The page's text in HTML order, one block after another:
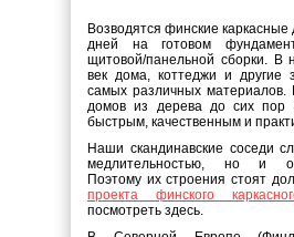
Возводятся финские каркасные
дней на готовом
щитовой/панельной сборки. В
век дома, коттеджи и другие
самых различных материалов.
домов из дерева до сих пор
быстрым, качественным и
Наши скандинавские соседи
медлительностью, но и
Поэтому их строения стоят
проекта финского
посмотреть здесь.